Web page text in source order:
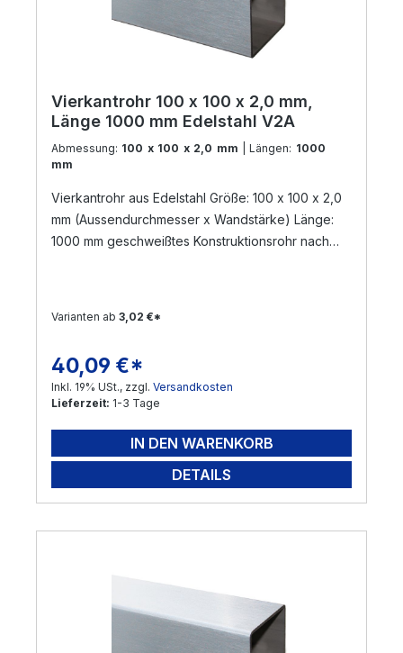
Vierkantrohr 100 x 100 x 2,0 mm,
Länge 1000 mm Edelstahl V2A
Abmessung: 100 x 100 x 2,0 mm | Längen: 1000
mm
Vierkantrohr aus Edelstahl Größe: 100 x 100 x 2,0
mm (Aussendurchmesser x Wandstärke) Länge:
1000 mm geschweißtes Konstruktionsrohr nach
Versand per Nachnahme nicht möglich!
bearbeiten wir Ihre Anfrage !
Varianten ab 3,02 €*
Regulärer Preis:
40,09 €*
Inkl. 19% USt., zzgl. Versandkosten
Lieferzeit: 1-3 Tage
IN DEN WARENKORB
DETAILS